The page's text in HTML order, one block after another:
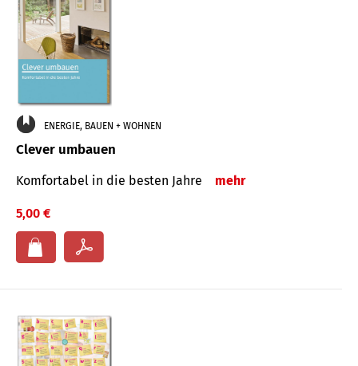
ENERGIE, BAUEN + WOHNEN
Clever umbauen
Komfortabel in die besten Jahre mehr
5,00 €